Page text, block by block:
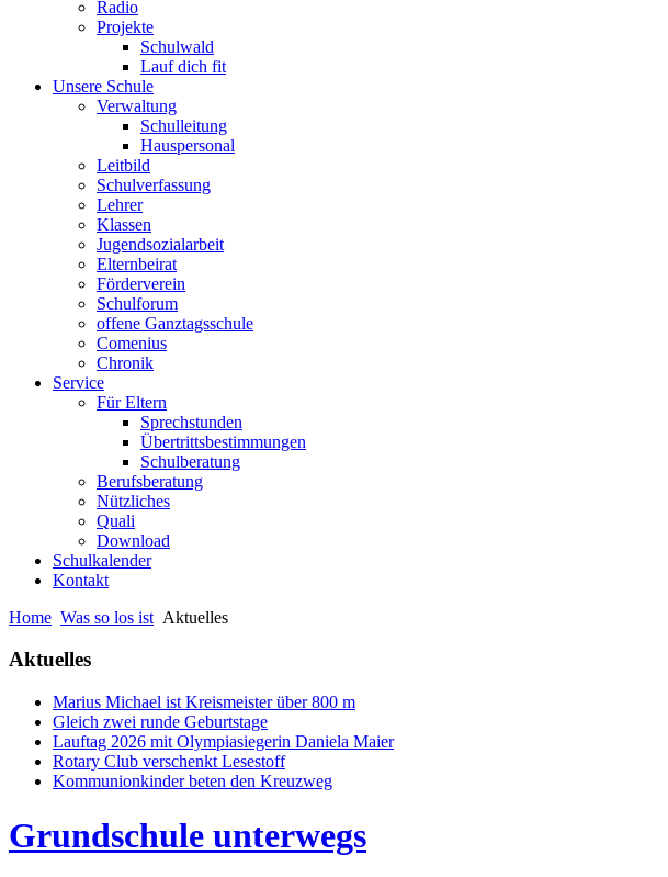
Radio
Projekte
Schulwald
Lauf dich fit
Unsere Schule
Verwaltung
Schulleitung
Hauspersonal
Leitbild
Schulverfassung
Lehrer
Klassen
Jugendsozialarbeit
Elternbeirat
Förderverein
Schulforum
offene Ganztagsschule
Comenius
Chronik
Service
Für Eltern
Sprechstunden
Übertrittsbestimmungen
Schulberatung
Berufsberatung
Nützliches
Quali
Download
Schulkalender
Kontakt
Home Was so los ist Aktuelles
Aktuelles
Marius Michael ist Kreismeister über 800 m
Gleich zwei runde Geburtstage
Lauftag 2026 mit Olympiasiegerin Daniela Maier
Rotary Club verschenkt Lesestoff
Kommunionkinder beten den Kreuzweg
Grundschule unterwegs